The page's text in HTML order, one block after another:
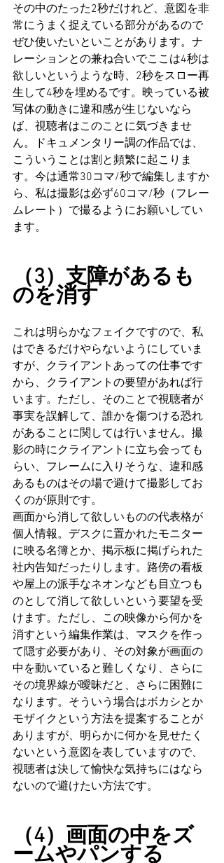
その中のたった2秒だけれど、意図を非
常にうまく捉えている部分があるので
ぜひ使いたいといことがあります。ナ
レーションとの兼ね合いでここは4秒は
欲しいというような時、2秒をスロー再
生して4秒を埋めるです。映っている被
写体の動きに違和感が生じないなら
ば、視聴者はこのことに気づきませ
ん。ドキュメンタリー調の作品では、
こういうことは割と頻繁に起こりま
す。今は通常30コマ/秒で編集しますか
ら、私は撮影は必ず60コマ/秒（フレー
ムレート）で撮るようにお願いしてい
ます。
（3）支障があるも
のを消す
これは明らかなフェイクですので、私
はできるだけやらないようにしていま
すが、クライアントあっての仕事です
から、クライアントの要望があれば行
います。ただし、そのことで視聴者が
事実を誤解して、誰かを傷つける恐れ
があることに関しては行いません。撮
影の時にクライアントに立ち会っても
らい、フレームに入りそうな、違和感
あるものはその場で避けて撮影してお
くのが原則です。
画面から消して欲しいものの代表格が
個人情報。デスクに置かれたモニター
に映る名簿とか、掲示板に掲げられた
社内告知だったりします。路傍の看板
や屋上の派手なネオンなども目立つも
のとして消して欲しいという要望を受
けます。ただし、この映像から何かを
消すという編集作業は、マスクを作っ
て隠す必要があり、その対象が画面の
中を動いていると難しくなり、さらに
その境界線が曖昧だと、さらに困難に
なります。そういう場合はボカシとか
モザイクという方法を提案することが
ありますが、明らかに何かを見せたく
ないという意図を表していますので、
視聴者は決して愉快な気持ちにはなら
ないので避けたい方法です。
（4）画面の中をズ
ームやパンする